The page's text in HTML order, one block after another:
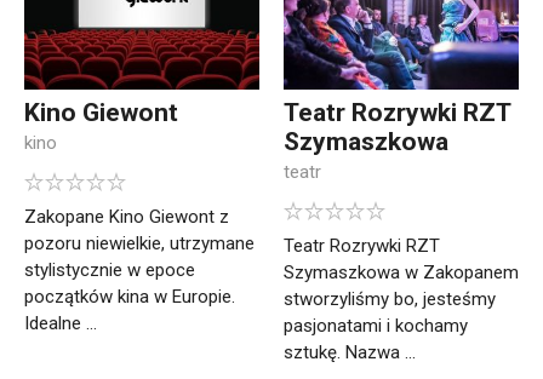
Kino Giewont
kino
Zakopane Kino Giewont z
pozoru niewielkie, utrzymane
stylistycznie w epoce
początków kina w Europie.
Idealne ...
Teatr Rozrywki RZT
Szymaszkowa
teatr
Teatr Rozrywki RZT
Szymaszkowa w Zakopanem
stworzyliśmy bo, jesteśmy
pasjonatami i kochamy
sztukę. Nazwa ...